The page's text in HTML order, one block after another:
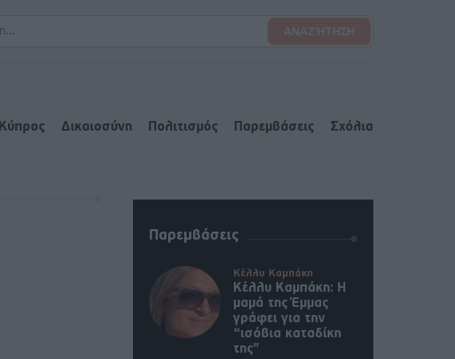
Κύπρος Δικαιοσύνη Πολιτισμός Παρεμβάσεις Σχόλια
Παρεμβάσεις
Κέλλυ Καμπάκη
Κέλλυ Καμπάκη: Η
μαμά της Έμμας
γράφει για την
“ισόβια καταδίκη
της”